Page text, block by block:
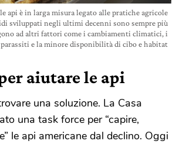
api è in larga misura legato alle pratiche agricole
sviluppati negli ultimi decenni sono sempre più
ad altri fattori come i cambiamenti climatici, i
parassiti e la minore disponibilità di cibo e habitat
aiutare le api
una soluzione. La Casa
una task force per “capire,
le api americane dal declino. Oggi